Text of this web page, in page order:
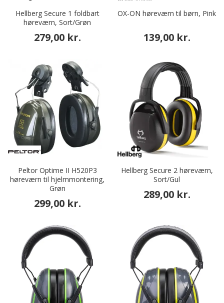
Hellberg Secure 1 foldbart
høreværn, Sort/Grøn
279,00 kr.
OX-ON høreværn til børn, Pink
139,00 kr.
Peltor Optime II H520P3
høreværn til hjelmmontering,
Grøn
299,00 kr.
Hellberg Secure 2 høreværn,
Sort/Gul
289,00 kr.